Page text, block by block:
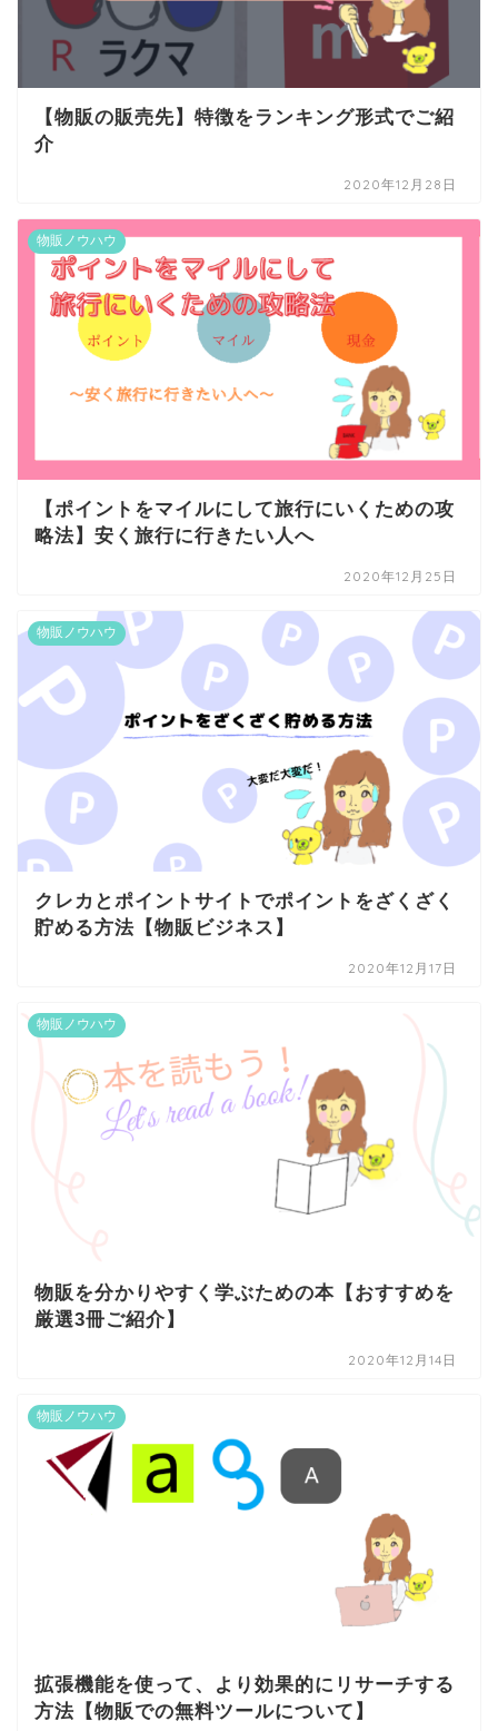
【物販の販売先】特徴をランキング形式でご紹
介
2020年12月28日
物販ノウハウ
【ポイントをマイルにして旅行にいくための攻
略法】安く旅行に行きたい人へ
2020年12月25日
物販ノウハウ
クレカとポイントサイトでポイントをざくざく
貯める方法【物販ビジネス】
2020年12月17日
物販ノウハウ
物販を分かりやすく学ぶための本【おすすめを
厳選3冊ご紹介】
2020年12月14日
物販ノウハウ
拡張機能を使って、より効果的にリサーチする
方法【物販での無料ツールについて】